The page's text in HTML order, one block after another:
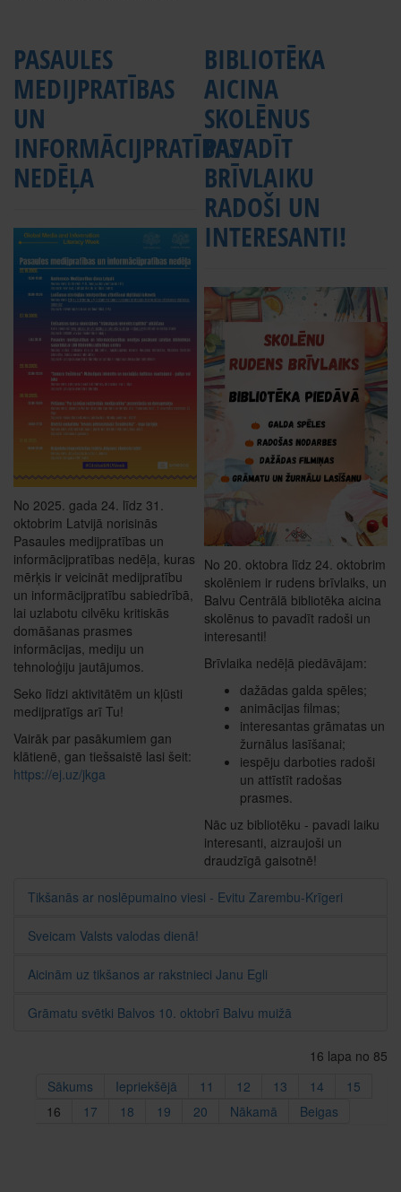
PASAULES
MEDIJPRATĪBAS
UN
INFORMĀCIJPRATĪBAS
NEDĒĻA
No 2025. gada 24. līdz 31.
oktobrim Latvijā norisinās
Pasaules medijpratības un
informācijpratības nedēļa, kuras
mērķis ir veicināt medijpratību
un informācijpratību sabiedrībā,
lai uzlabotu cilvēku kritiskās
domāšanas prasmes
informācijas, mediju un
tehnoloģiju jautājumos.
Seko līdzi aktivitātēm un kļūsti
medijpratīgs arī Tu!
Vairāk par pasākumiem gan
klātienē, gan tiešsaistē lasi šeit:
https://ej.uz/jkga
BIBLIOTĒKA
AICINA
SKOLĒNUS
PAVADĪT
BRĪVLAIKU
RADOŠI UN
INTERESANTI!
No 20. oktobra līdz 24. oktobrim
skolēniem ir rudens brīvlaiks, un
Balvu Centrālā bibliotēka aicina
skolēnus to pavadīt radoši un
interesanti!
Brīvlaika nedēļā piedāvājam:
dažādas galda spēles;
animācijas filmas;
interesantas grāmatas un
žurnālus lasīšanai;
iespēju darboties radoši
un attīstīt radošas
prasmes.
Nāc uz bibliotēku - pavadi laiku
interesanti, aizraujoši un
draudzīgā gaisotnē!
Tikšanās ar noslēpumaino viesi - Evitu Zarembu-Krīgeri
Sveicam Valsts valodas dienā!
Aicinām uz tikšanos ar rakstnieci Janu Egli
Grāmatu svētki Balvos 10. oktobrī Balvu muižā
16 lapa no 85
Sākums
Iepriekšējā 11 12 13 14
15
16
17 18 19 20 Nākamā Beigas